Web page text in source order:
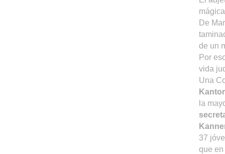
De
de un
Por
vida
Una
la
37
que